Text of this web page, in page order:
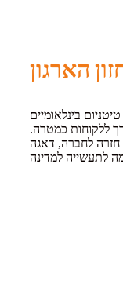
הארגון
בינלאומיים
ללקוחות כמטרה.
חזרה לחברה, דאגה